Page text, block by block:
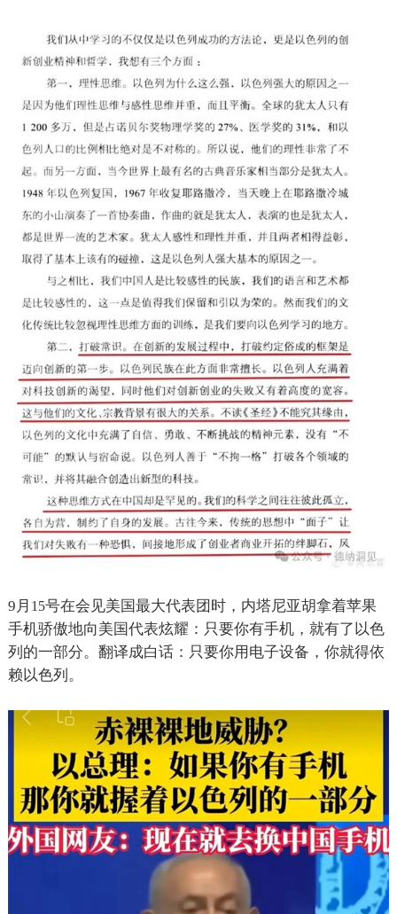
9 月 15号在会见美国最大代表团时，内塔尼亚胡拿着苹果
手机骄傲地向美国代表炫耀：只要你有手机，就有了以色
列的一部分。翻译成白话：只要你用电子设备，你就得依
赖以色列。